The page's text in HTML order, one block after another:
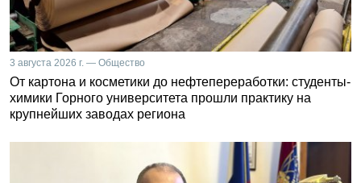
3 августа 2026 г. — Общество
От картона и косметики до нефтепереработки: студенты-
химики Горного университета прошли практику на
крупнейших заводах региона